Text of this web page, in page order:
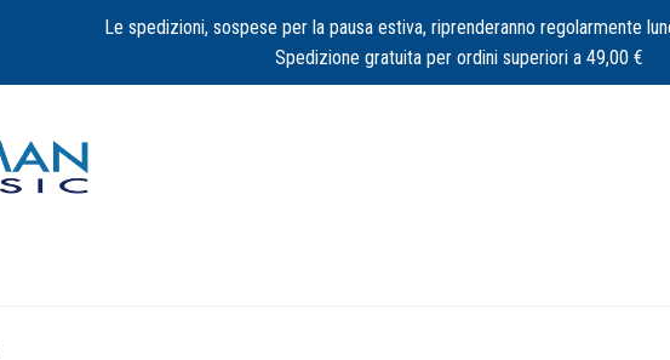
Le spedizioni, sospese per la pausa estiva, riprenderanno regolarmente
Spedizione gratuita per ordini superiori a 49,00 €